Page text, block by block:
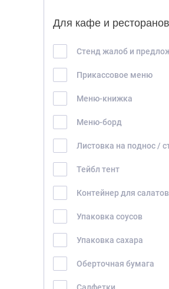
Для кафе и ресторанов
Стенд жалоб и
Прикассовое меню
Меню-книжка
Меню-борд
Листовка на поднос /
Тейбл тент
Контейнер для салатов
Упаковка соусов
Упаковка сахара
Оберточная бумага
Салфетки